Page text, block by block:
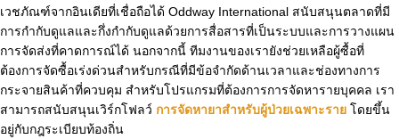
เวชภัณฑ์จากอินเดียที่เชื่อถือได้ Oddway International สนับสนุนตลาดที่มี
การกำกับดูแลและกึ่งกำกับดูแลด้วยการสื่อสารที่เป็นระบบและการวางแผน
การจัดส่งที่คาดการณ์ได้ นอกจากนี้ ทีมงานของเรายังช่วยเหลือผู้ซื้อที่
ต้องการจัดซื้อเร่งด่วนสำหรับกรณีที่มีข้อจำกัดด้านเวลาและช่องทางการ
กระจายสินค้าที่ควบคุม สำหรับโปรแกรมที่ต้องการการจัดหารายบุคคล เรา
สามารถสนับสนุนเวิร์กโฟลว์ การจัดหายาสำหรับผู้ป่วยเฉพาะราย โดยขึ้น
อยู่กับกฎระเบียบท้องถิ่น